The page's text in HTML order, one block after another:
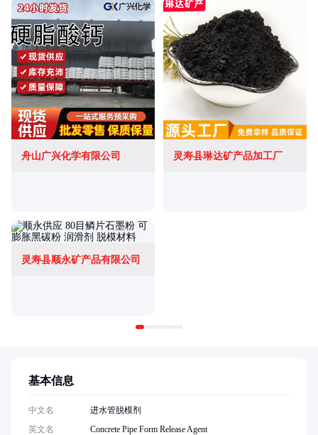
舟山广兴化学有限公司 灵寿县琳达矿产品加工厂
灵寿县顺永矿产品有限公司
基本信息
中文名
进水管脱模剂
英文名
Concrete Pipe Form Release Agent